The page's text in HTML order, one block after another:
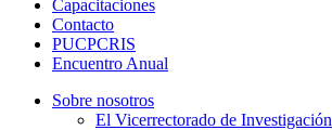
Capacitaciones
Contacto
PUCPCRIS
Encuentro Anual
Sobre nosotros
El Vicerrectorado de Investigación